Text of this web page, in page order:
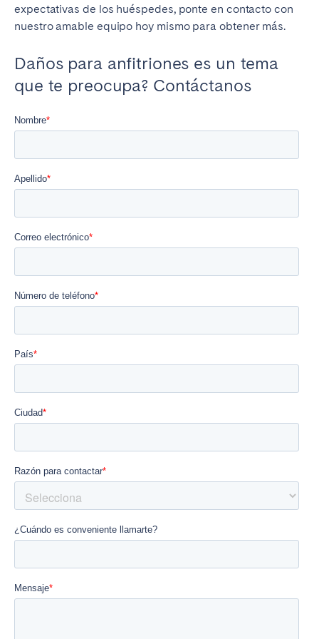
expectativas de los huéspedes, ponte en contacto con
nuestro amable equipo hoy mismo para obtener más.
Daños para anfitriones es un tema
que te preocupa? Contáctanos